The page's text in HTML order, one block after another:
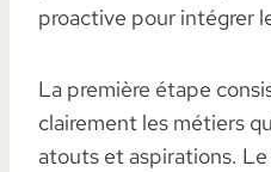
proactive pour intégrer
La première étape
clairement les métiers
atouts et aspirations.